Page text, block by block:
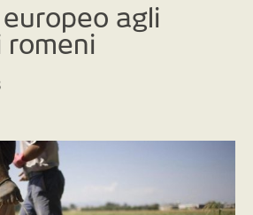
agli